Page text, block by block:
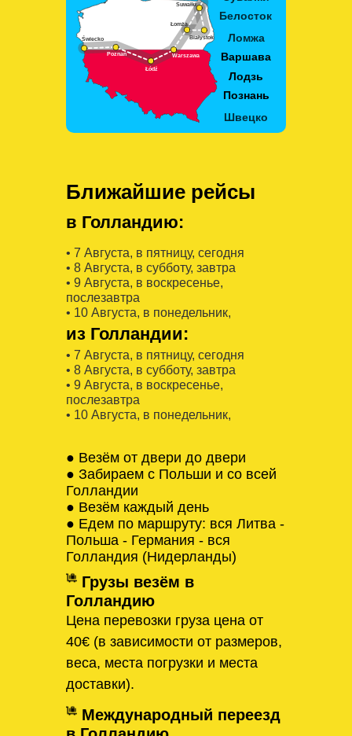
Ближайшие рейсы
в Голландию:
• 7 Августa, в пятницу, сегодня
• 8 Августa, в субботу, завтра
• 9 Августa, в воскресенье,
послезавтра
• 10 Августa, в понедельник,
из Голландии:
• 7 Августa, в пятницу, сегодня
• 8 Августa, в субботу, завтра
• 9 Августa, в воскресенье,
послезавтра
• 10 Августa, в понедельник,
● Везём от двери до двери
● Забираем с Польши и со всей
Голландии
● Везём каждый день
● Едем по маршруту: вся Литва -
Польша - Германия - вся
Голландия (Нидерланды)
Грузы везём в
Голландию
Цена перевозки груза цена от
40€ (в зависимости от размеров,
веса, места погрузки и места
доставки).
Международный переезд